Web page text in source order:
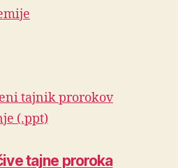
tajnik prorokov
(.ppt)
tajne proroka